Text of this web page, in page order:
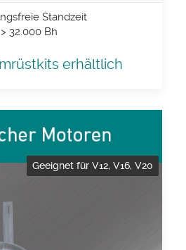
Standzeit
> 32.000 Bh
erhältlich
Geeignet für V12, V16, V20